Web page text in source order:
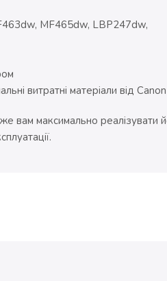
MF465dw, LBP247dw,
витратні матеріали від Canon
вам максимально реалізувати